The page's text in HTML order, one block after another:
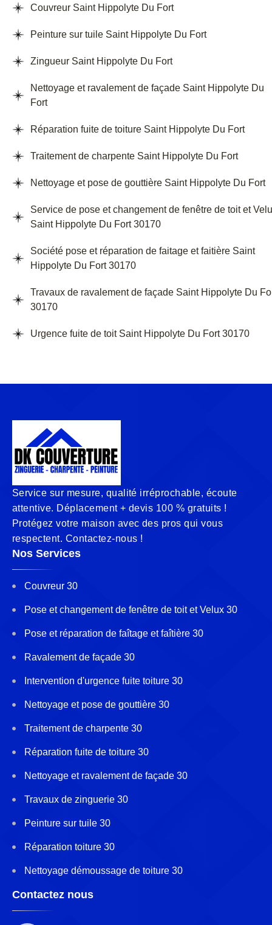
Couvreur Saint Hippolyte Du Fort
Peinture sur tuile Saint Hippolyte Du Fort
Zingueur Saint Hippolyte Du Fort
Nettoyage et ravalement de façade Saint Hippolyte Du
Fort
Réparation fuite de toiture Saint Hippolyte Du Fort
Traitement de charpente Saint Hippolyte Du Fort
Nettoyage et pose de gouttière Saint Hippolyte Du Fort
Service de pose et changement de fenêtre de toit et
Saint Hippolyte Du Fort 30170
Société pose et réparation de faitage et faitière Saint
Hippolyte Du Fort 30170
Travaux de ravalement de façade Saint Hippolyte Du
30170
Urgence fuite de toit Saint Hippolyte Du Fort 30170
Service sur mesure, qualité irréprochable, écoute
attentive. Déplacement + devis 100 % gratuits !
Protégez votre maison avec des pros qui vous
respectent. Contactez-nous !
Nos Services
Couvreur 30
Pose et changement de fenêtre de toit et Velux 30
Pose et réparation de faîtage et faîtière 30
Ravalement de façade 30
Intervention d'urgence fuite toiture 30
Nettoyage et pose de gouttière 30
Traitement de charpente 30
Réparation fuite de toiture 30
Nettoyage et ravalement de façade 30
Travaux de zinguerie 30
Peinture sur tuile 30
Réparation toiture 30
Nettoyage démoussage de toiture 30
Contactez nous